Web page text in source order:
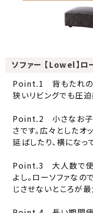
ソファー 【Lowel】ロ
Point.1 背もたれの
狭いリビングでも圧
Point.2 小さなお子
さです。広々としたオ
延ばしたり、横になっ
Point.3 大人数で使
よし。ローソファな
じさせないところが